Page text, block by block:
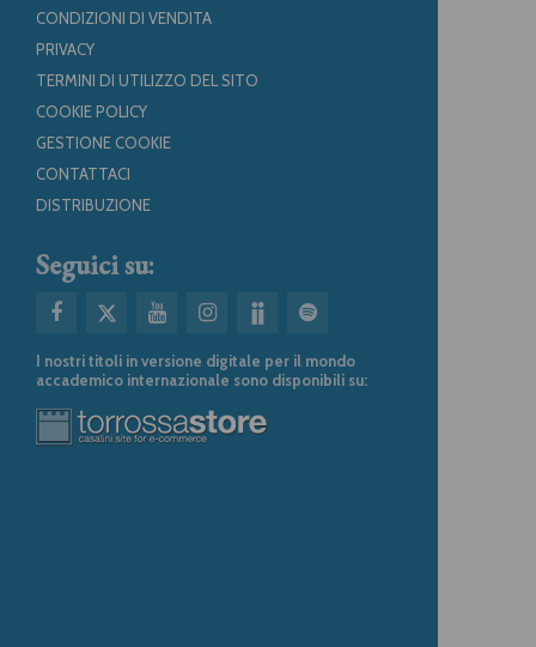
CONDIZIONI DI VENDITA
PRIVACY
TERMINI DI UTILIZZO DEL SITO
COOKIE POLICY
GESTIONE COOKIE
CONTATTACI
DISTRIBUZIONE
Seguici su:
I nostri titoli in versione digitale per il mondo
accademico internazionale sono disponibili su: